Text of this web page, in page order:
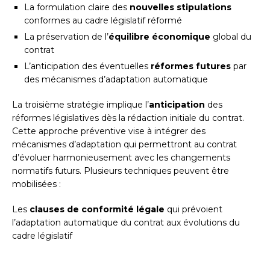
La formulation claire des nouvelles stipulations
conformes au cadre législatif réformé
La préservation de l’équilibre économique global du
contrat
L’anticipation des éventuelles réformes futures par
des mécanismes d’adaptation automatique
La troisième stratégie implique l’anticipation des
réformes législatives dès la rédaction initiale du contrat.
Cette approche préventive vise à intégrer des
mécanismes d’adaptation qui permettront au contrat
d’évoluer harmonieusement avec les changements
normatifs futurs. Plusieurs techniques peuvent être
mobilisées :
Les clauses de conformité légale qui prévoient
l’adaptation automatique du contrat aux évolutions du
cadre législatif